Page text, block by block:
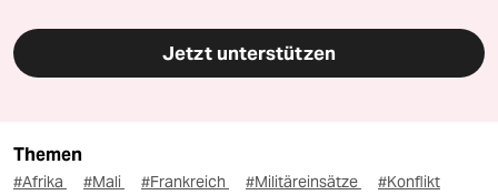
Jetzt unterstützen
Themen
#Afrika #Mali #Frankreich #Militäreinsätze
#Konflikt